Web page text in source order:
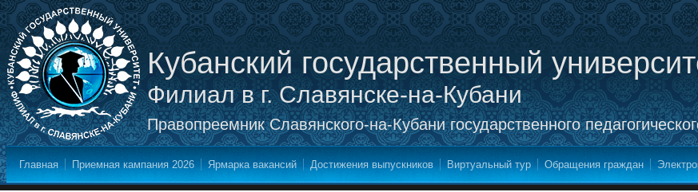
Кубанский государственный
Филиал в г. Славянске-на-Кубани
Правопреемник Славянского-на-Кубани государственного
Главная Приемная кампания 2026 Ярмарка вакансий Достижения выпускников Виртуальный тур Обращения граждан